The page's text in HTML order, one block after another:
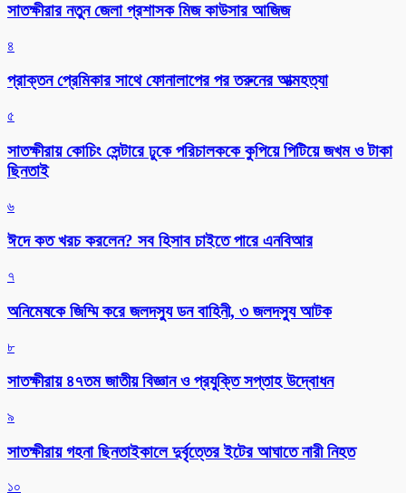
সাতক্ষীরার নতুন জেলা প্রশাসক মিজ কাউসার আজিজ
৪
প্রাক্তন প্রেমিকার সাথে ফোনালাপের পর তরুনের আত্মহত্যা
৫
সাতক্ষীরায় কোচিং সেন্টারে ঢুকে পরিচালককে কুপিয়ে পিটিয়ে জখম ও টাকা
ছিনতাই
৬
ঈদে কত খরচ করলেন? সব হিসাব চাইতে পারে এনবিআর
৭
অনিমেষকে জিম্মি করে জলদস্যু ডন বাহিনী, ৩ জলদস্যু আটক
৮
সাতক্ষীরায় ৪৭তম জাতীয় বিজ্ঞান ও প্রযুক্তি সপ্তাহ উদ্বোধন
৯
সাতক্ষীরায় গহনা ছিনতাইকালে দুর্বৃত্তের ইটের আঘাতে নারী নিহত
১০